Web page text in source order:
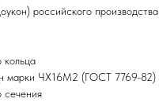
российского
кольца
марки ЧХ16М2 (ГОСТ 7769-82)
сечения